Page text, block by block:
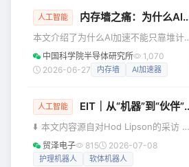
生硬件方案，为高效 AI 计算指明方向。
宙飞船导航，操纵火箭着陆。如今，它
早就不是什么新鲜事，而是润物细无声
地渗透到我们的日常生活中。你听歌、
帮你
人工智能 内存墙之痛：为什么AI加速不能只靠堆计算单元？
本文介绍了为什么AI加速不能只靠堆计
算单元。 很多人一说起AI加速，第一反
应就是堆算力、堆更多浮点计算单元。
算力再高也没用。 举个最直观的例子，
token都要读写一遍已经存起来的KV缓
存，这玩意儿根本不怎么缺计算，缺的
是内存带宽——你带宽不够，就算计算
中国科学院半导体研究所
1,070
2026-06-27
内存墙 AI加速器
人工智能 EIT｜从“机器”到“伙伴”：将舒适与信赖注入护理机器人
⬇️ 本文内容源自对Hod Lipson的采访 智
能机器正在各种医疗场景中协助专业人
员开展工作，越来越多的机器人出现在
贸泽电子 815 2026-07-08
护理机器人 软体机器人